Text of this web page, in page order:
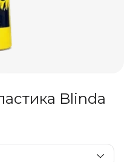
Blinda